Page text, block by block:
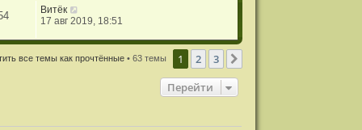
Витёк
17 авг 2019, 18:51
все темы как прочтённые • 63 темы 1 2 3
Перейти